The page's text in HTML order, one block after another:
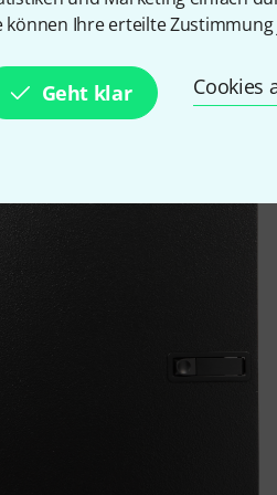
können Ihre erteilte
Geht klar Cookies
gehört. Genau wie
Holz. Dazu gesellt sich ein